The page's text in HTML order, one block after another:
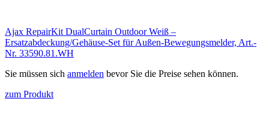
Ajax RepairKit DualCurtain Outdoor Weiß –
Ersatzabdeckung/Gehäuse-Set für Außen-Bewegungsmelder, Art.-
Nr. 33590.81.WH
Sie müssen sich anmelden bevor Sie die Preise sehen können.
zum Produkt